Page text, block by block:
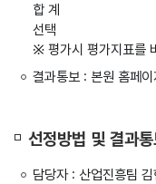
합 계
선택
※ 평가시 평가지표를
결과통보 : 본원 홈페이
선정방법 및 결과
담당자 : 산업진흥팀